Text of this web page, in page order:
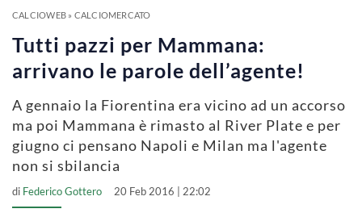
CALCIOWEB» CALCIOMERCATO
Tutti pazzi per Mammana:
arrivano le parole dell’agente!
A gennaio la Fiorentina era vicino ad un accorso
ma poi Mammana è rimasto al River Plate e per
giugno ci pensano Napoli e Milan ma l'agente
non si sbilancia
di Federico Gottero 20 Feb 2016 | 22:02